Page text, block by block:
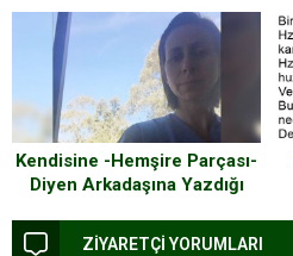
Kendisine -Hemşire Parçası-
Diyen Arkadaşına Yazdığı
Ve Paylaştı
ZİYARETÇİ YORUMLARI